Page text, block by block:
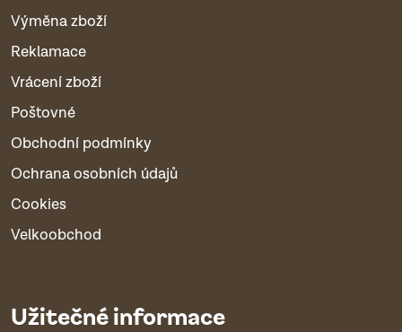
Výměna zboží
Reklamace
Vrácení zboží
Poštovné
Obchodní podmínky
Ochrana osobních údajů
Cookies
Velkoobchod
Užitečné informace